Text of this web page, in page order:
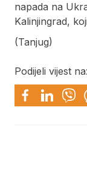
napada na
Kalinjingrad,
(Tanjug)
Podijeli vijest na: